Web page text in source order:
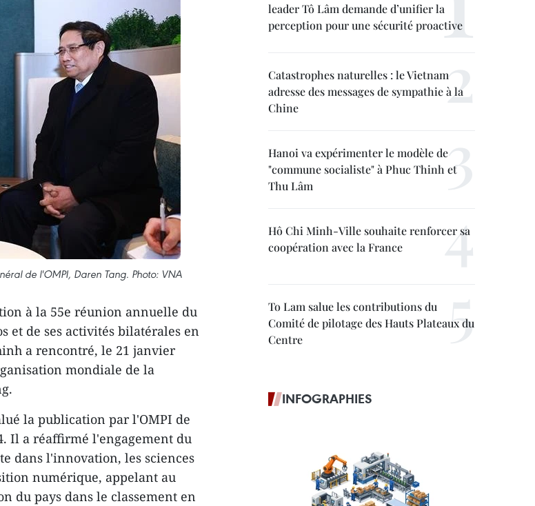
de l'OMPI, Daren Tang. Photo: VNA
à la 55e réunion annuelle du
et de ses activités bilatérales en
a rencontré, le 21 janvier
mondiale de la
la publication par l'OMPI de
Il a réaffirmé l'engagement du
dans l'innovation, les sciences
numérique, appelant au
du pays dans le classement en
leader Tô Lâm demande d’unifier la
perception pour une sécurité proactive
Catastrophes naturelles : le Vietnam
adresse des messages de sympathie à la
Chine
Hanoi va expérimenter le modèle de
"commune socialiste" à Phuc Thinh et
Thu Lâm
Hô Chi Minh-Ville souhaite renforcer sa
coopération avec la France
To Lam salue les contributions du
Comité de pilotage des Hauts Plateaux du
Centre
INFOGRAPHIES